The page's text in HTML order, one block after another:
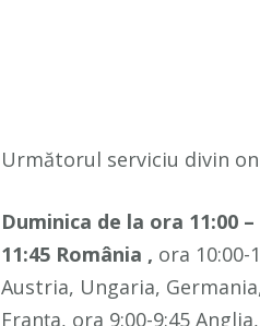
Următorul serviciu divin
Duminica de la ora 11:00 –
11:45 România , ora 10:00-
Austria, Ungaria,
Franța, ora 9:00-9:45